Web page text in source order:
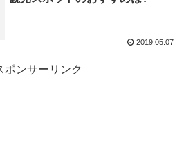
2019.05.07
ポンサーリンク